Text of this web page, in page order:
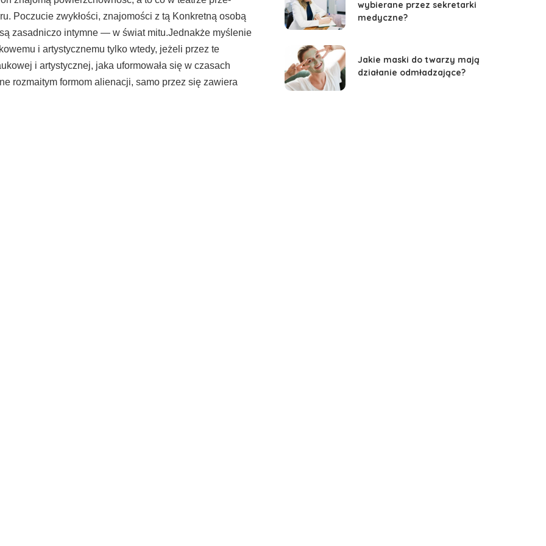
Poczucie zwykłości, znajomości z tą Konkretną osobą
zasadniczo intymne — w świat mitu.Jednakże myślenie
i artystyczne­mu tylko wtedy, jeżeli przez te
i artystycznej, jaka uformowała się w czasach
rozmaitym formom alienacji, samo przez się zawiera
wybierane przez sekretarki
medyczne?
Jakie maski do twarzy mają
działanie odmładzające?